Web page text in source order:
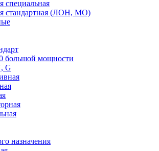
специальная
стандартная (ЛОН, МО)
большой мощности
G
назначения